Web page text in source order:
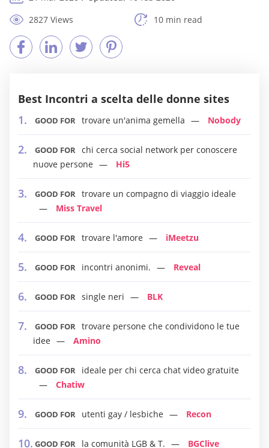
2827 Views
10 min read
Best Incontri a scelta delle donne sites
GOOD FOR trovare un'anima gemella Nobody
GOOD FOR chi cerca social network per conoscere
nuove persone
Hi5
GOOD FOR trovare un compagno di viaggio ideale
Miss Travel
GOOD FOR trovare l'amore iMeetzu
GOOD FOR incontri anonimi. Reveal
GOOD FOR single neri BLK
GOOD FOR trovare persone che condividono le tue
idee
Amino
GOOD FOR
ideale per chi cerca chat video gratuite
Chatiw
GOOD FOR utenti gay / lesbiche Recon
GOOD FOR la comunità LGB & T. BGClive